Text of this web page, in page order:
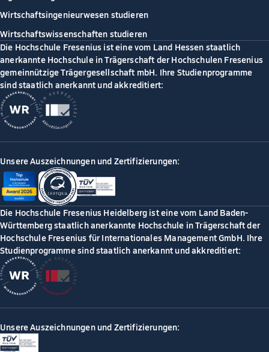
Wirtschaftsingenieurwesen studieren
Wirtschaftswissenschaften studieren
Die Hochschule Fresenius ist eine vom Land Hessen staatlich
anerkannte Hochschule in Trägerschaft der Hochschulen Fresenius
gemeinnützige Trägergesellschaft mbH. Ihre Studienprogramme
sind staatlich anerkannt und akkreditiert:
Unsere Auszeichnungen und Zertifizierungen:
Die Hochschule Fresenius Heidelberg ist eine vom Land Baden-
Württemberg staatlich anerkannte Hochschule in Trägerschaft der
Hochschule Fresenius für Internationales Management GmbH. Ihre
Studienprogramme sind staatlich anerkannt und akkreditiert:
Unsere Auszeichnungen und Zertifizierungen: